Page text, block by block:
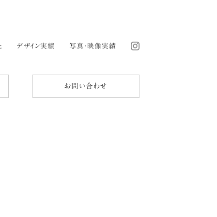
デザイン実績 写真・映像実績
お問い合わせ